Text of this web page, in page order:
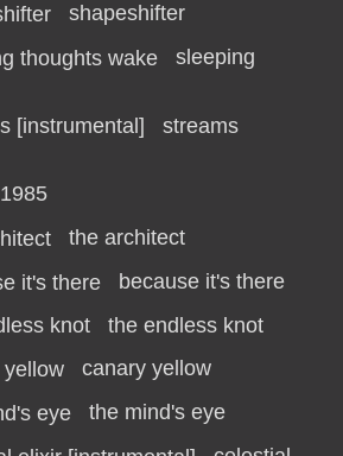
shapeshifter
sleeping
streams
1985
the architect
because it's there
the endless knot
canary yellow
the mind's eye